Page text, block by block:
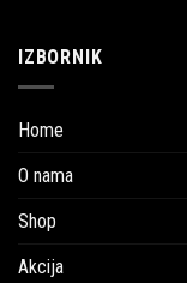
IZBORNIK
Home
O nama
Shop
Akcija